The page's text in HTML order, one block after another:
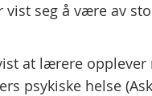
seg å være av
at lærere opplever
psykiske helse